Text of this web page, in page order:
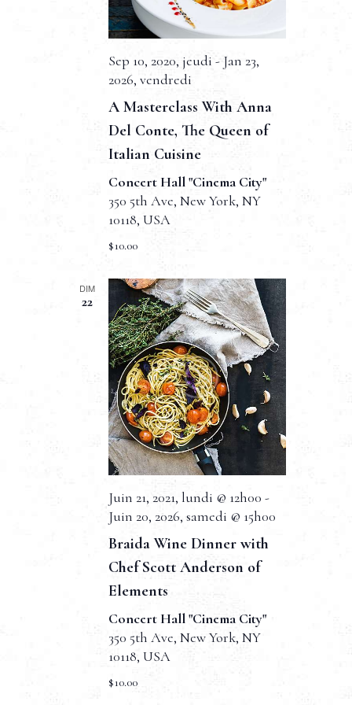
e
t
n
a
i
g
t
i
o
n
d
e
v
u
e
s
É
è
u
e
n
e
m
e
n
t
Sep 10, 2020, jeudi - Jan 23,
2026, vendredi
A Masterclass With Anna
Del Conte, The Queen of
Italian Cuisine
Concert Hall "Cinema City"
350 5th Ave, New York, NY
10118, USA
$10.00
DIM
22
Juin 21, 2021, lundi @ 12h00 -
Juin 20, 2026, samedi @ 15h00
Braida Wine Dinner with
Chef Scott Anderson of
Elements
Concert Hall "Cinema City"
350 5th Ave, New York, NY
10118, USA
$10.00